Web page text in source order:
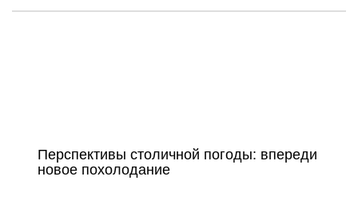
Перспективы столичной погоды: впереди
новое похолодание